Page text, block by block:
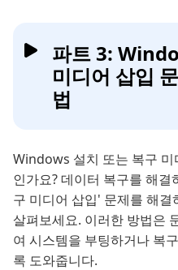
파트 3:
미디어 삽입
법
Windows 설치 또는 복구 미
인가요? 데이터 복구를 해
구 미디어 삽입' 문제를 해
살펴보세요. 이러한 방법은
여 시스템을 부팅하거나 복
록 도와줍니다.